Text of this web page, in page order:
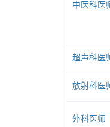
中医科医
超声科医
放射科医
外科医师